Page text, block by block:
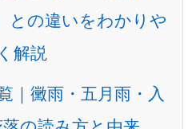
との違いをわかりや
解説
｜黴雨・五月雨・入